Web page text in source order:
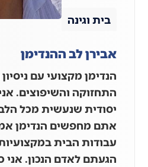
בית וגינה
אבירן לב ההנדימן
הנדימן מקצועי עם
התחזוקה והשיפוצים.
יסודית שנעשית מכל
אתם מחפשים הנדימן
עבודות הבית
הגעתם לאדם הנכון. אני